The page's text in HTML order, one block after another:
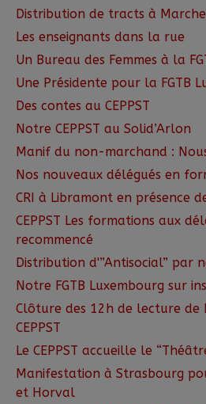
Distribution de tracts à
Les enseignants dans la rue
Un Bureau des Femmes à la
Une Présidente pour la FGTB
Des contes au CEPPST
Notre CEPPST au Solid’Arlon
Manif du non-marchand :
Nos nouveaux délégués en
CRI à Libramont en présence
CEPPST Les formations aux
recommencé
Distribution d'”Antisocial” par
Notre FGTB Luxembourg sur
Clôture des 12h de lecture de
CEPPST
Le CEPPST accueille le
Manifestation à Strasbourg
et Horval